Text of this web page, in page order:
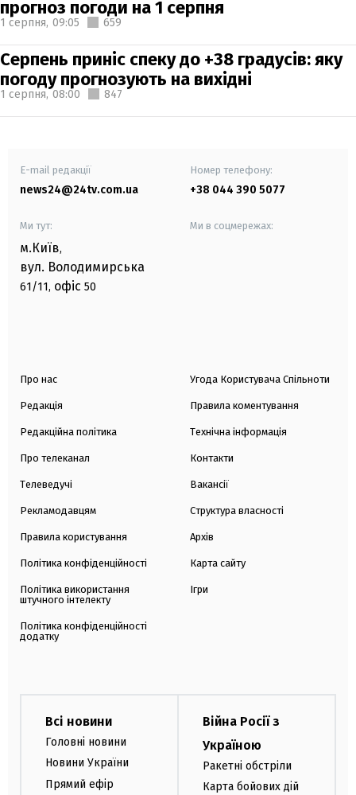
прогноз погоди на 1 серпня
1 серпня, 09:05 659
Серпень приніс спеку до +38 градусів: яку
погоду прогнозують на вихідні
1 серпня, 08:00 847
E-mail редакції
news24@24tv.com.ua
Номер телефону:
+38 044 390 5077
Ми тут:
м.Київ,
вул. Володимирська
61/11, офіс 50
Ми в соцмережах:
Про нас
Редакція
Редакційна політика
Про телеканал
Телеведучі
Рекламодавцям
Правила користування
Політика конфіденційності
Політика використання
штучного інтелекту
Політика конфіденційності
додатку
Угода Користувача Спільноти
Правила коментування
Технічна інформація
Контакти
Вакансії
Структура власності
Архів
Карта сайту
Ігри
Всі новини
Головні новини
Новини України
Прямий ефір
Війна Росії з
Україною
Ракетні обстріли
Карта бойових дій